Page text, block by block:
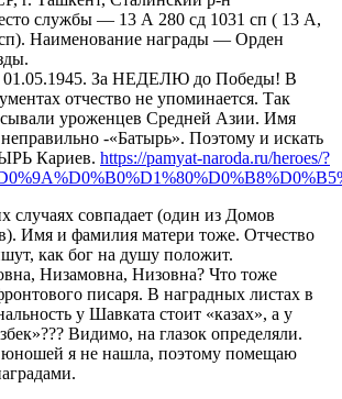
службы — 13 А 280 сд 1031 сп ( 13 А,
Наименование награды — Орден
01.05.1945. За НЕДЕЛЮ до Победы! В
отчество не упоминается. Так
уроженцев Средней Азии. Имя
-«Батырь». Поэтому и искать
Кариев. https://pamyat-naroda.ru/heroes/?
случаях совпадает (один из Домов
Имя и фамилия матери тоже. Отчество
как бог на душу положит.
Низамовна, Низовна? Что тоже
писаря. В наградных листах в
у Шавката стоит «казах», а у
Видимо, на глазок определяли.
я не нашла, поэтому помещаю